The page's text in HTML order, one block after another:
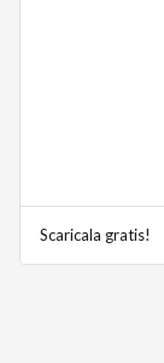
Scaricala gratis!